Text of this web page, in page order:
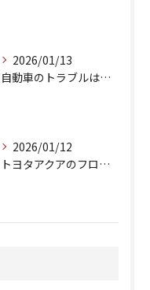
2026/01/13
自動車のトラブルは、日常生活において避けられない出来事の一つ...
2026/01/12
トヨタアクアのフロントバンパーの右下側を縁石にぶつけてできた...